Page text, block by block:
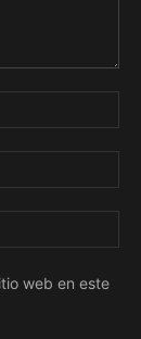
web en este